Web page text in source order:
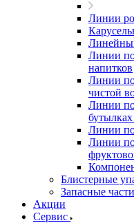
Линии
Линии по
напитков
Линии
чистой
Линии по
Линии по
Линии по
Блистерные
Запасные части
Акции
Сервис